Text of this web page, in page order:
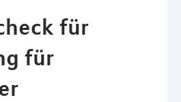
für
für